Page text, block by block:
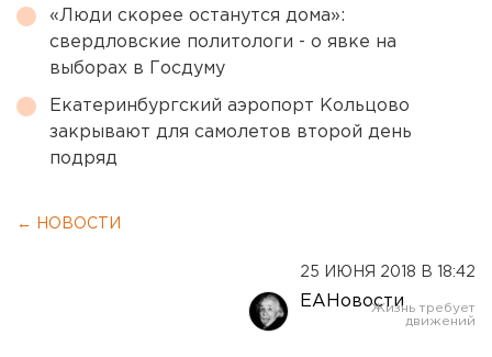
«Люди скорее останутся дома»:
свердловские политологи - о явке на
выборах в Госдуму
Екатеринбургский аэропорт Кольцово
закрывают для самолетов второй день
подряд
← НОВОСТИ
25 ИЮНЯ 2018 В 18:42
ЕАНовости